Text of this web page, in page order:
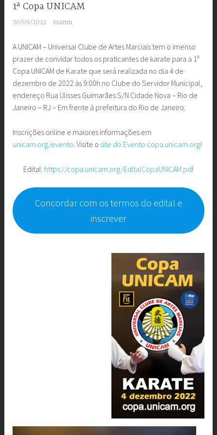
1ª Copa UNICAM
30/09/2022 marim
A UNICAM – Universal Clube de Artes Marciais tem o imenso
prazer de convidar todos os praticantes de karate para a 1ª
Copa UNICAM de Karate que será realizada no dia 4 de
dezembro de 2022 às 9:00h no Clube do Servidor Municipal,
endereço Rua Ulisses Guimarães S/N Cidade Nova – Rio de
Janeiro – RJ – Em frente à prefeitura do Rio de Janeiro.
Inscrições online e maiores informações em
unicam.org/evento. Visite o site do Evento copa.unicam.org!
Edital: https://copa.unicam.org/EditalCopaUNICAM.pdf
Concordar com os termos do edital e
inscrever